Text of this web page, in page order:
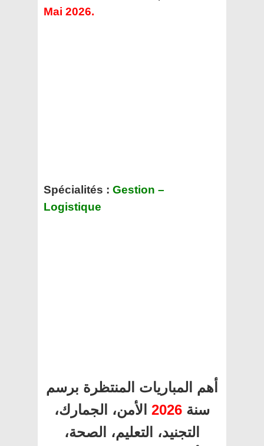
Mai 2026.
Spécialités : Gestion –
Logistique
أهم المباريات المنتظرة برسم
سنة 2026 الأمن، الجمارك،
التجنيد، التعليم، الصحة،